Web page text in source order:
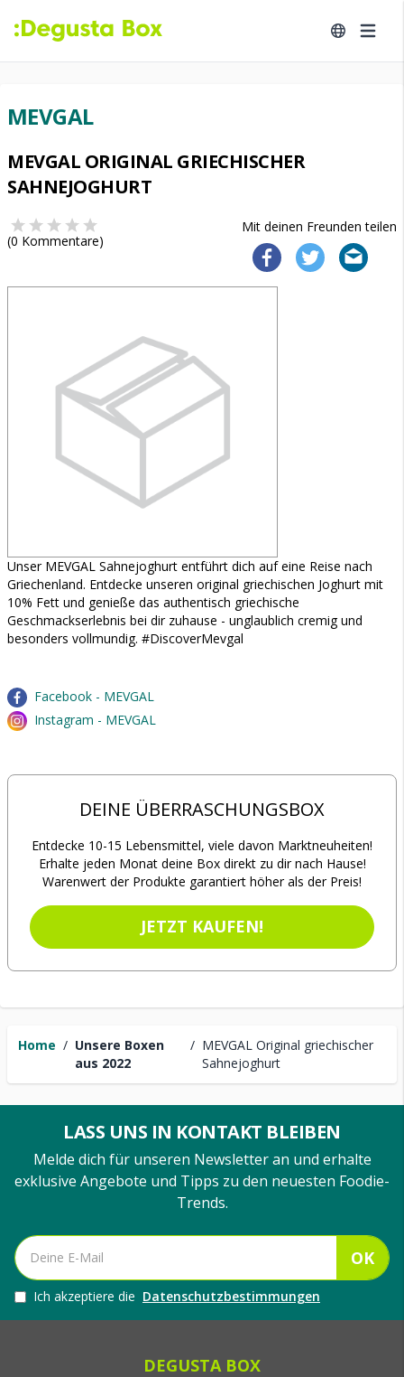
Home / Unsere Boxen
aus 2022
/ MEVGAL Original griechischer
Sahnejoghurt
MEVGAL
MEVGAL ORIGINAL GRIECHISCHER
SAHNEJOGHURT
Mit deinen Freunden teilen
(0 Kommentare)
Unser MEVGAL Sahnejoghurt entführt dich auf eine Reise nach
Griechenland. Entdecke unseren original griechischen Joghurt mit
10% Fett und genieße das authentisch griechische
Geschmackserlebnis bei dir zuhause - unglaublich cremig und
besonders vollmundig. #DiscoverMevgal
Facebook - MEVGAL
Instagram - MEVGAL
DEINE ÜBERRASCHUNGSBOX
Entdecke 10-15 Lebensmittel, viele davon Marktneuheiten!
Erhalte jeden Monat deine Box direkt zu dir nach Hause!
Warenwert der Produkte garantiert höher als der Preis!
JETZT KAUFEN!
LASS UNS IN KONTAKT BLEIBEN
Melde dich für unseren Newsletter an und erhalte
exklusive Angebote und Tipps zu den neuesten Foodie-
Trends.
OK
Ich akzeptiere die Datenschutzbestimmungen
DEGUSTA BOX